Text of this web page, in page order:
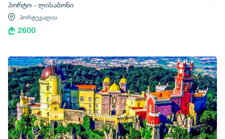
პორტო - ლისაბონი
პორტუგალია
2600